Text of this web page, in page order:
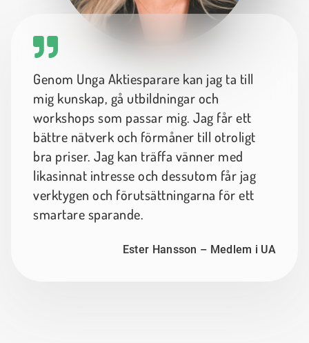
Genom Unga Aktiesparare kan jag ta till
mig kunskap, gå utbildningar och
workshops som passar mig. Jag får ett
bättre nätverk och förmåner till otroligt
bra priser. Jag kan träffa vänner med
likasinnat intresse och dessutom får jag
verktygen och förutsättningarna för ett
smartare sparande.
Ester Hansson – Medlem i UA